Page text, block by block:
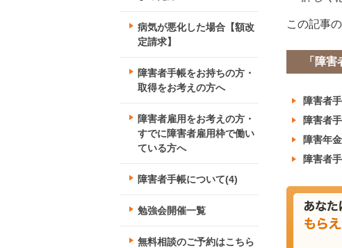
この記事
「障
障害者
障害者
障害年
障害者
病気が悪化した場合【額改
定請求】
障害者手帳をお持ちの方・
取得をお考えの方へ
障害者雇用をお考えの方・
すでに障害者雇用枠で働い
ている方へ
障害者手帳について(4)
勉強会開催一覧
無料相談のご予約はこちら